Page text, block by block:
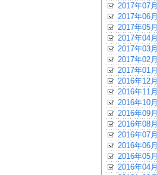
2017年07月
2017年06月
2017年05月
2017年04月
2017年03月
2017年02月
2017年01月
2016年12月
2016年11月
2016年10月
2016年09月
2016年08月
2016年07月
2016年06月
2016年05月
2016年04月